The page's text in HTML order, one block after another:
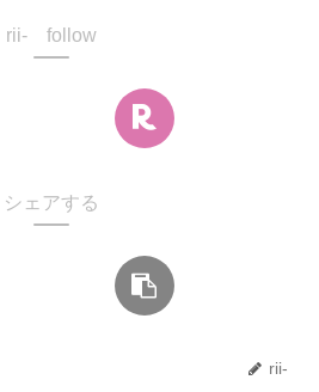
rii- follow
シェアする
rii-